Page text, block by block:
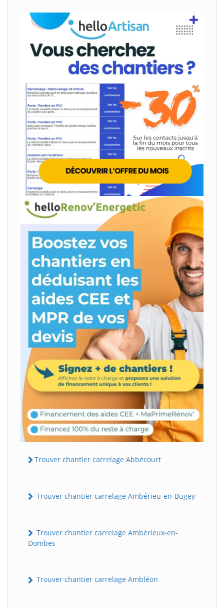
Trouver chantier carrelage Abbécourt
Trouver chantier carrelage Ambérieu-en-Bugey
Trouver chantier carrelage Ambérieux-en-
Dombes
Trouver chantier carrelage Ambléon